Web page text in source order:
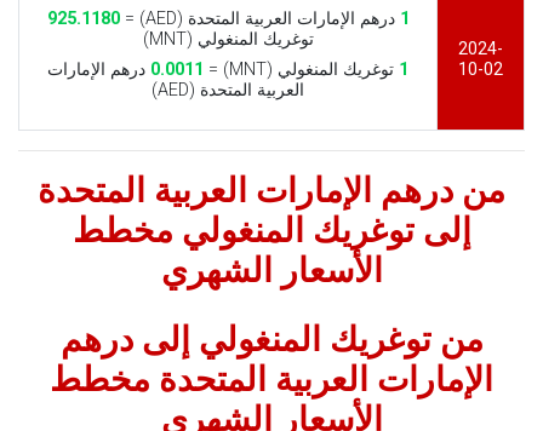
2024-
10-02
1 درهم الإمارات العربية المتحدة (AED) =
925.1180
توغريك المنغولي (MNT)
1 توغريك المنغولي (MNT) = 0.0011 درهم الإمارات
العربية المتحدة (AED)
من درهم الإمارات العربية المتحدة
إلى توغريك المنغولي مخطط
الأسعار الشهري
من توغريك المنغولي إلى درهم
الإمارات العربية المتحدة مخطط
الأسعار الشهري